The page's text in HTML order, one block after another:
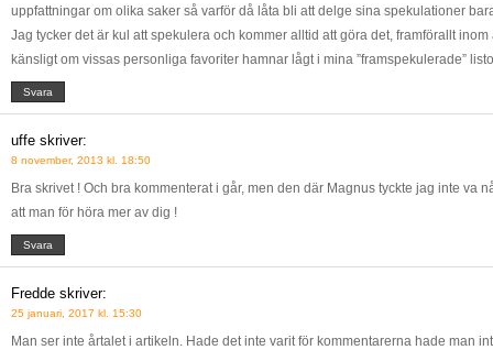
uppfattningar om olika saker så varför då låta bli att delge sina spekulationer
Jag tycker det är kul att spekulera och kommer alltid att göra det, framförallt
känsligt om vissas personliga favoriter hamnar lågt i mina ”framspekulerade”
Svara
uffe skriver:
8 november, 2013 kl. 18:50
Bra skrivet ! Och bra kommenterat i går, men den där Magnus tyckte jag inte va
att man för höra mer av dig !
Svara
Fredde skriver:
25 januari, 2017 kl. 15:30
Man ser inte årtalet i artikeln. Hade det inte varit för kommentarerna hade man